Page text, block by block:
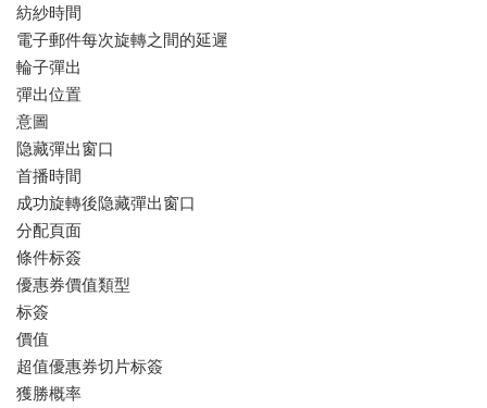
紡紗時間
電子郵件每次旋轉之間的延遲
輪子彈出
彈出位置
意圖
隐藏彈出窗口
首播時間
成功旋轉後隐藏彈出窗口
分配頁面
條件标簽
優惠券價值類型
标簽
價值
超值優惠券切片标簽
獲勝概率